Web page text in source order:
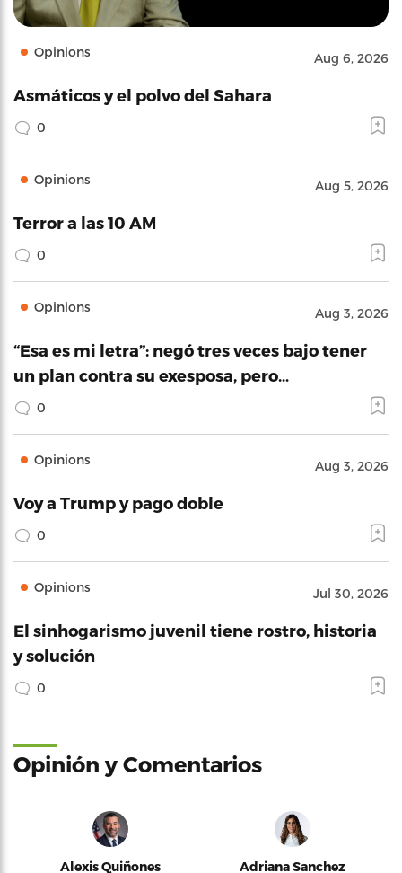
Opinions Aug 6, 2026
Asmáticos y el polvo del Sahara
0
Opinions Aug 5, 2026
Terror a las 10 AM
0
Opinions Aug 3, 2026
“Esa es mi letra”: negó tres veces bajo tener
un plan contra su exesposa, pero…
0
Opinions Aug 3, 2026
Voy a Trump y pago doble
0
Opinions Jul 30, 2026
El sinhogarismo juvenil tiene rostro, historia
y solución
0
Opinión y Comentarios
Alexis Quiñones Adriana Sanchez